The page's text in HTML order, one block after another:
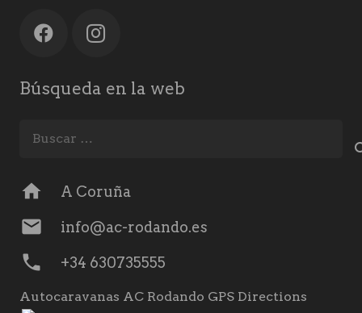
Búsqueda en la web
home A Coruña
mail info@ac-rodando.es
phone +34 630735555
Autocaravanas AC Rodando GPS Directions